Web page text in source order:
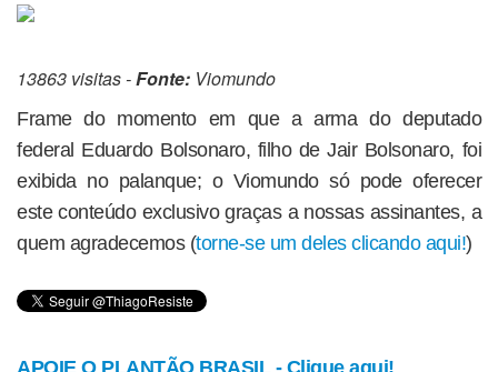
13863 visitas -Fonte: Viomundo
Frame do momento em que a arma do deputado
federal Eduardo Bolsonaro, filho de Jair Bolsonaro, foi
exibida no palanque; o Viomundo só pode oferecer
este conteúdo exclusivo graças a nossas assinantes, a
quem agradecemos (torne-se um deles clicando aqui!)
APOIE O PLANTÃO BRASIL - Clique aqui!